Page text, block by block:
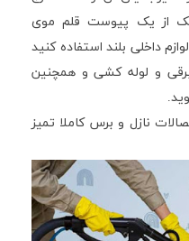
از یک پیوست قلم موی
لوازم داخلی بلند استفاده کنید
و لوله کشی و همچنین
.
نازل و برس کاملا تمیز